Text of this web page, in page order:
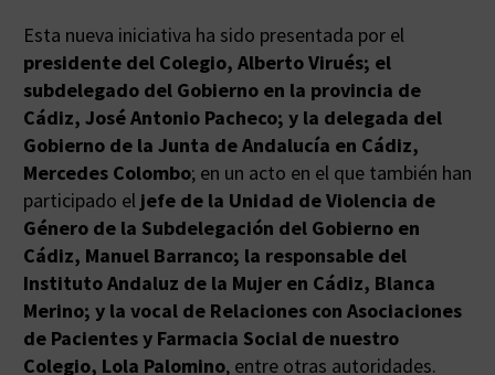
Esta nueva iniciativa ha sido presentada por el
presidente del Colegio, Alberto Virués; el
subdelegado del Gobierno en la provincia de
Cádiz, José Antonio Pacheco; y la delegada del
Gobierno de la Junta de Andalucía en Cádiz,
Mercedes Colombo; en un acto en el que también han
participado el jefe de la Unidad de Violencia de
Género de la Subdelegación del Gobierno en
Cádiz, Manuel Barranco; la responsable del
Instituto Andaluz de la Mujer en Cádiz, Blanca
Merino; y la vocal de Relaciones con Asociaciones
de Pacientes y Farmacia Social de nuestro
Colegio, Lola Palomino, entre otras autoridades.